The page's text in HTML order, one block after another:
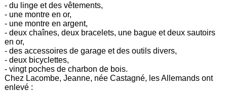
- du linge et des vêtements,
- une montre en or,
- une montre en argent,
- deux chaînes, deux bracelets, une bague et deux sautoirs
en or,
- des accessoires de garage et des outils divers,
- deux bicyclettes,
- vingt poches de charbon de bois.
Chez Lacombe, Jeanne, née Castagné, les Allemands ont
enlevé :